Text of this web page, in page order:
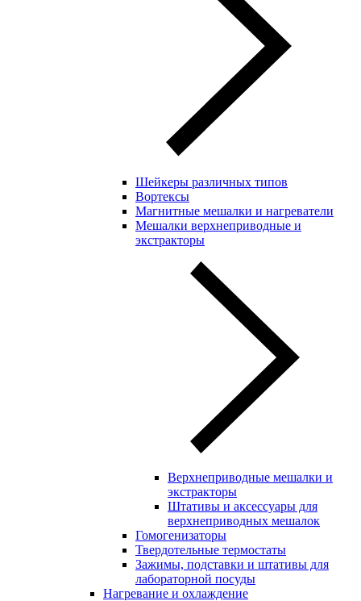
Шейкеры различных типов
Вортексы
Магнитные мешалки и нагреватели
Мешалки верхнеприводные и
экстракторы
Верхнеприводные мешалки и
экстракторы
Штативы и аксессуары для
верхнеприводных мешалок
Гомогенизаторы
Твердотельные термостаты
Зажимы, подставки и штативы для
лабораторной посуды
Нагревание и охлаждение